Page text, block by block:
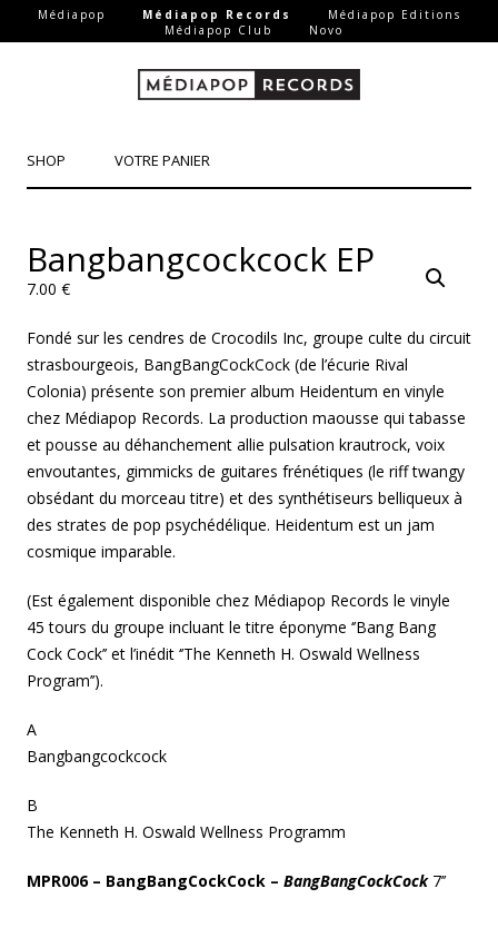
Médiapop Médiapop Records Médiapop Editions
Médiapop Club Novo
SHOP VOTRE PANIER
Bangbangcockcock EP
7.00 €
Fondé sur les cendres de Crocodils Inc, groupe culte du circuit
strasbourgeois, BangBangCockCock (de l’écurie Rival
Colonia) présente son premier album Heidentum en vinyle
chez Médiapop Records. La production maousse qui tabasse
et pousse au déhanchement allie pulsation krautrock, voix
envoutantes, gimmicks de guitares frénétiques (le riff twangy
obsédant du morceau titre) et des synthétiseurs belliqueux à
des strates de pop psychédélique. Heidentum est un jam
cosmique imparable.
(Est également disponible chez Médiapop Records le vinyle
45 tours du groupe incluant le titre éponyme ‘’Bang Bang
Cock Cock’’ et l’inédit ‘’The Kenneth H. Oswald Wellness
Program’’).
A
Bangbangcockcock
B
The Kenneth H. Oswald Wellness Programm
MPR006 – BangBangCockCock – BangBangCockCock 7’’